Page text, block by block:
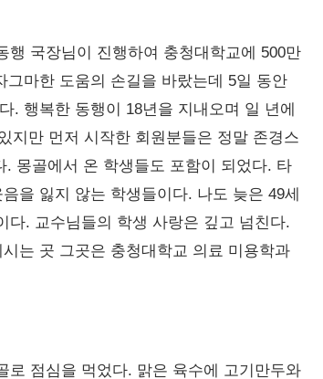
행 국장님이 진행하여 충청대학교에 500만
마한 도움의 손길을 바랐는데 5일 동안
. 행복한 동행이 18년을 지내오며 일 년에
지만 먼저 시작한 회원분들은 정말 존경스
몽골에서 온 학생들도 포함이 되었다. 타
을 잃지 않는 학생들이다. 나도 늦은 49세
다. 교수님들의 학생 사랑은 깊고 넘친다.
는 곳 그곳은 충청대학교 의료 미용학과
로 점심을 먹었다. 맑은 육수에 고기만두와